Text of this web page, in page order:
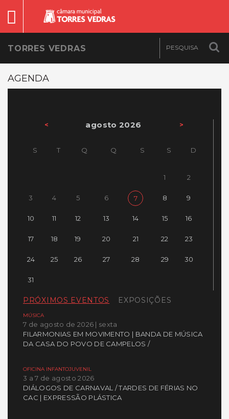
TORRES VEDRAS
AGENDA
< agosto 2026 >
S T Q Q S S D
1 2
3 4 5 6 7 8 9
10 11 12 13 14 15 16
17 18 19 20 21 22 23
24 25 26 27 28 29 30
31
PRÓXIMOS EVENTOS EXPOSIÇÕES
MÚSICA
7 de agosto de 2026 | sexta
FILARMONIAS EM MOVIMENTO | BANDA DE MÚSICA
DA CASA DO POVO DE CAMPELOS /
OFICINA INFANTOJUVENIL
3 a 7 de agosto 2026
DIÁLOGOS DE CARNAVAL / TARDES DE FÉRIAS NO
CAC | EXPRESSÃO PLÁSTICA